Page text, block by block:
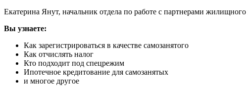
Екатерина Янут, начальник отдела по работе с партнерами
Вы узнаете:
Как зарегистрироваться в качестве самозанятого
Как отчислять налог
Кто подходит под спецрежим
Ипотечное кредитование для самозанятых
и многое другое